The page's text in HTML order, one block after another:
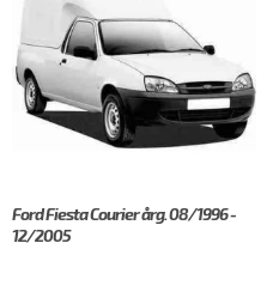
Ford Fiesta Courier årg. 08/1996 -
12/2005